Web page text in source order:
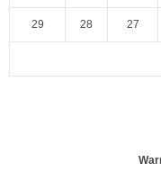
27
28
29